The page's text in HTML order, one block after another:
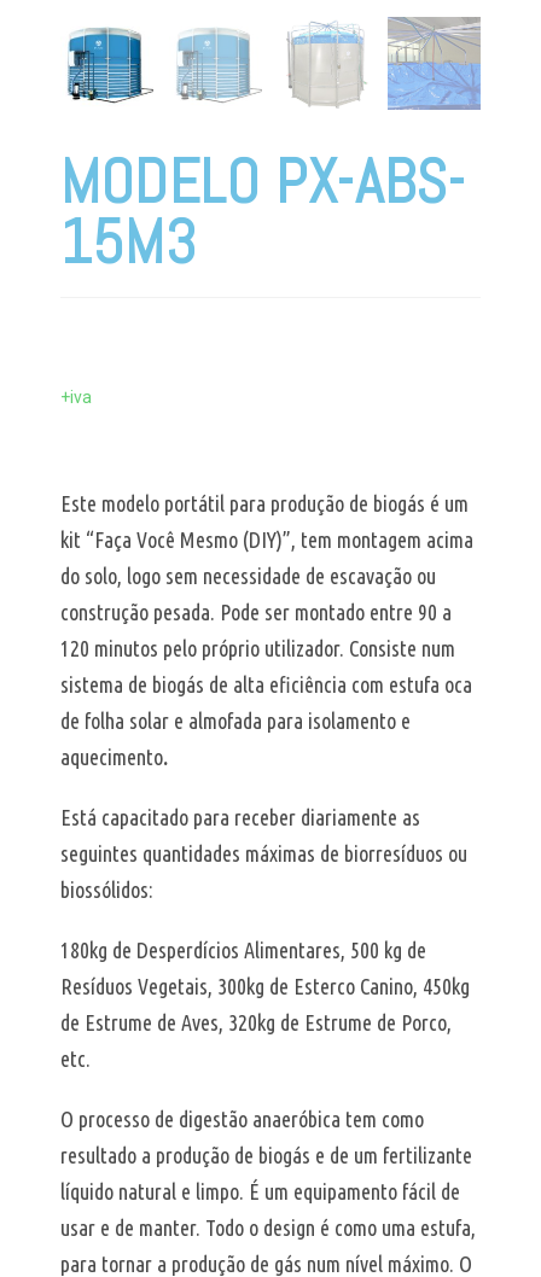
MODELO PX-ABS-
15M3
+iva
Este modelo portátil para produção de biogás é um
kit “Faça Você Mesmo (DIY)”, tem montagem acima
do solo, logo sem necessidade de escavação ou
construção pesada. Pode ser montado entre 90 a
120 minutos pelo próprio utilizador. Consiste num
sistema de biogás de alta eficiência com estufa oca
de folha solar e almofada para isolamento e
aquecimento.
Está capacitado para receber diariamente as
seguintes quantidades máximas de biorresíduos ou
biossólidos:
180kg de Desperdícios Alimentares, 500 kg de
Resíduos Vegetais, 300kg de Esterco Canino, 450kg
de Estrume de Aves, 320kg de Estrume de Porco,
etc.
O processo de digestão anaeróbica tem como
resultado a produção de biogás e de um fertilizante
líquido natural e limpo. É um equipamento fácil de
usar e de manter. Todo o design é como uma estufa,
para tornar a produção de gás num nível máximo. O